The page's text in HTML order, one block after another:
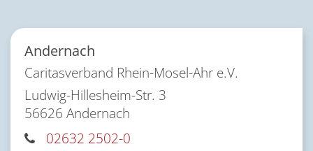
Andernach
Caritasverband Rhein-Mosel-Ahr e.V.
Ludwig-Hillesheim-Str. 3
56626 Andernach
02632 2502-0